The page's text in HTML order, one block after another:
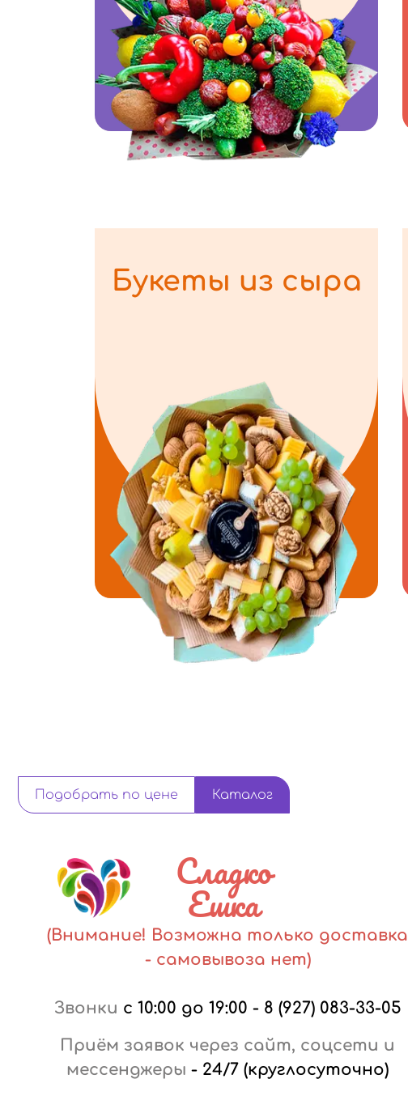
Букеты из сыра
Подобрать по цене Каталог
Сладко
Ешка
(Внимание! Возможна только доставка
- самовывоза нет)
Звонки с 10:00 до 19:00 - 8 (927) 083-33-05
Приём заявок через сайт, соцсети и
мессенджеры - 24/7 (круглосуточно)